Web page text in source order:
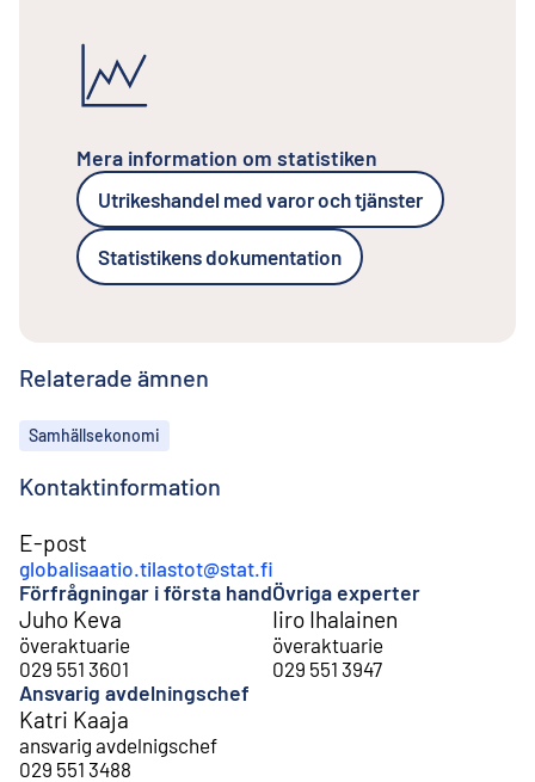
Mera information om statistiken
Utrikeshandel med varor och tjänster
Statistikens dokumentation
Relaterade ämnen
Ämnen
Samhällsekonomi
Kontaktinformation
E-post
globalisaatio.tilastot@stat.fi
Förfrågningar i första hand
Juho Keva
överaktuarie
029 551 3601
Övriga experter
Iiro Ihalainen
överaktuarie
029 551 3947
Ansvarig avdelningschef
Katri Kaaja
ansvarig avdelnigschef
029 551 3488